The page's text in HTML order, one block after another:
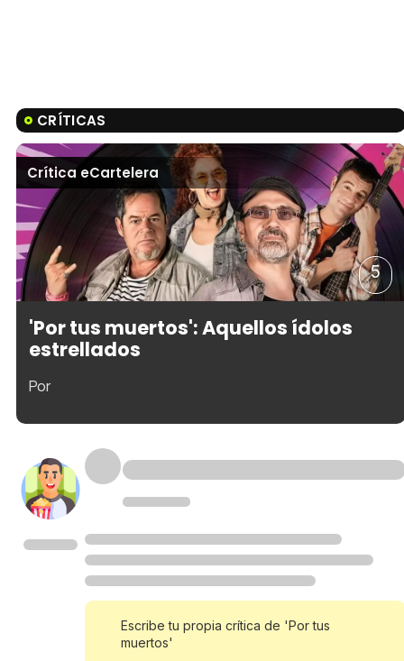
CRÍTICAS
Crítica eCartelera
5
'Por tus muertos': Aquellos ídolos
estrellados
Por
Escribe tu propia crítica de 'Por tus
muertos'